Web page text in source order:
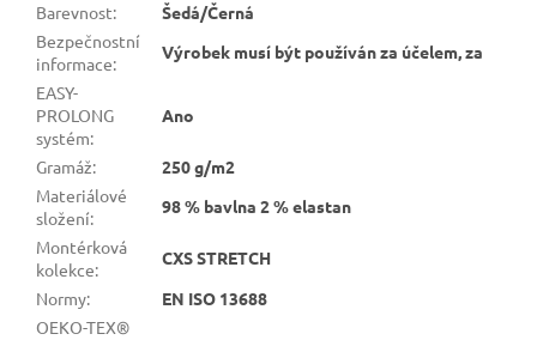
Barevnost:
Šedá/Černá
Bezpečnostní
informace:
Výrobek musí být používán za účelem, za
EASY-
PROLONG
systém:
Ano
Gramáž:
250 g/m2
Materiálové
složení:
98 % bavlna 2 % elastan
Montérková
kolekce:
CXS STRETCH
Normy:
EN ISO 13688
OEKO-TEX®